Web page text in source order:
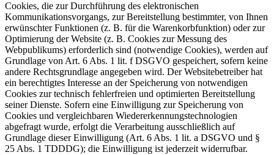
Cookies, die zur Durchführung des elektronischen
Kommunikationsvorgangs, zur Bereitstellung bestimmter, von Ihnen
erwünschter Funktionen (z. B. für die Warenkorbfunktion) oder zur
Optimierung der Website (z. B. Cookies zur Messung des
Webpublikums) erforderlich sind (notwendige Cookies), werden auf
Grundlage von Art. 6 Abs. 1 lit. f DSGVO gespeichert, sofern keine
andere Rechtsgrundlage angegeben wird. Der Websitebetreiber hat
ein berechtigtes Interesse an der Speicherung von notwendigen
Cookies zur technisch fehlerfreien und optimierten Bereitstellung
seiner Dienste. Sofern eine Einwilligung zur Speicherung von
Cookies und vergleichbaren Wiedererkennungstechnologien
abgefragt wurde, erfolgt die Verarbeitung ausschließlich auf
Grundlage dieser Einwilligung (Art. 6 Abs. 1 lit. a DSGVO und §
25 Abs. 1 TDDDG); die Einwilligung ist jederzeit widerrufbar.